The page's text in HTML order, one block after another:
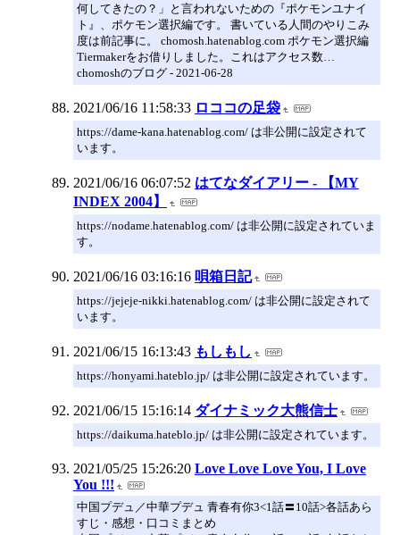
何してきたの？」と言われないための『ポケモンユナイ
ト』、ポケモン選択編です。 書いている人間のやりこみ
度は前記事に。 chomosh.hatenablog.com ポケモン選択編
Tiermakerをお借りしました。これはアクセス数…
chomoshのブログ - 2021-06-28
2021/06/16 11:58:33 ロココの足袋
https://dame-kana.hatenablog.com/ は非公開に設定されて
います。
2021/06/16 06:07:52 はてなダイアリー - 【MY
INDEX 2004】
https://nodame.hatenablog.com/ は非公開に設定されていま
す。
2021/06/16 03:16:16 唄箱日記
https://jejeje-nikki.hatenablog.com/ は非公開に設定されて
います。
2021/06/15 16:13:43 もしもし
https://honyami.hateblo.jp/ は非公開に設定されています。
2021/06/15 15:16:14 ダイナミック大熊信士
https://daikuma.hateblo.jp/ は非公開に設定されています。
2021/05/25 15:26:20 Love Love Love You, I Love
You !!!
中国プデュ／中華プデュ 青春有你3<1話〓10話>各話あら
すじ・感想・口コミまとめ